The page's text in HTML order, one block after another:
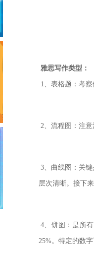
雅思写作类型：
1、表格题：考
2、流程图：注
3、曲线图：关
层次清晰。接下
4、饼图：是所
25%。特定的数